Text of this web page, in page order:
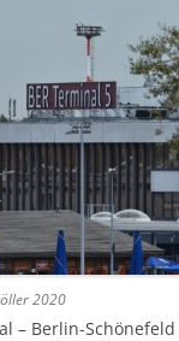
2020
– Berlin-Schönefeld